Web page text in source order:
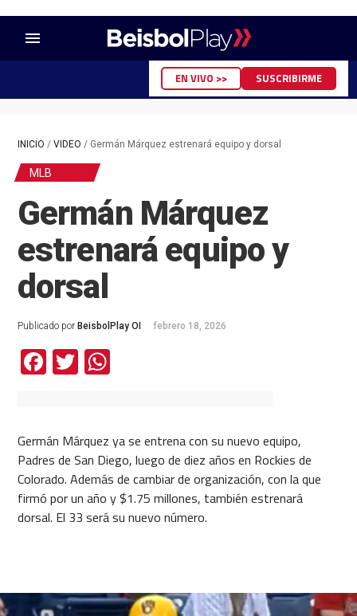
menu
EN VIVO >> SUSCRIBIRME
INICIO / VIDEO / Germán Márquez estrenará equipo y dorsal
MLB
Germán Márquez
estrenará equipo y
dorsal
Publicado por BeisbolPlay OI febrero 18, 2026
Facebook
TwitterWhatsApp
Germán Márquez ya se entrena con su nuevo equipo,
Padres de San Diego, luego de diez años en Rockies de
Colorado. Además de cambiar de organización, con la que
firmó por un año y $1.75 millones, también estrenará
dorsal. El 33 será su nuevo número.